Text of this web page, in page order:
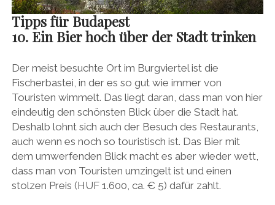
Tipps für Budapest
10. Ein Bier hoch über der Stadt trinken
Der meist besuchte Ort im Burgviertel ist die
Fischerbastei, in der es so gut wie immer von
Touristen wimmelt. Das liegt daran, dass man von hier
eindeutig den schönsten Blick über die Stadt hat.
Deshalb lohnt sich auch der Besuch des Restaurants,
auch wenn es noch so touristisch ist. Das Bier mit
dem umwerfenden Blick macht es aber wieder wett,
dass man von Touristen umzingelt ist und einen
stolzen Preis (HUF 1.600, ca. € 5) dafür zahlt.